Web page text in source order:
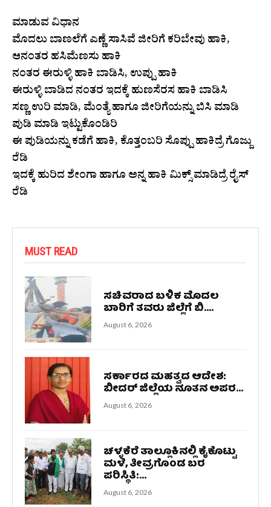
ಮಾಡುವ ವಿಧಾನ
ಮೊದಲು ಬಾಣಲೆಗೆ ಎಣ್ಣೆ ಸಾಸಿವೆ ಜೀರಿಗೆ ಕರಿಬೇವು ಹಾಕಿ,
ಆನಂತರ ಹಸಿಮೆಣಸು ಹಾಕಿ
ನಂತರ ಈರುಳ್ಳಿ ಹಾಕಿ ಬಾಡಿಸಿ, ಉಪ್ಪು ಹಾಕಿ
ಈರುಳ್ಳಿ ಬಾಡಿದ ನಂತರ ಇದಕ್ಕೆ ಹುಣಸೆರಸ ಹಾಕಿ ಬಾಡಿಸಿ
ಸಣ್ಣ ಉರಿ ಮಾಡಿ, ಮೆಂತ್ಯೆ ಹಾಗೂ ಜೀರಿಗೆಯನ್ನು ಬಿಸಿ ಮಾಡಿ
ಪುಡಿ ಮಾಡಿ ಇಟ್ಟುಕೊಂಡಿರಿ
ಈ ಪುಡಿಯನ್ನು ಕಡೆಗೆ ಹಾಕಿ, ಕೊತ್ತಂಬರಿ ಸೊಪ್ಪು ಹಾಕಿದ್ರೆ ಗೊಜ್ಜು
ರೆಡಿ
ಇದಕ್ಕೆ ಹುರಿದ ಶೇಂಗಾ ಹಾಗೂ ಅನ್ನ ಹಾಕಿ ಮಿಕ್ಸ್‌ ಮಾಡಿದ್ರೆ ರೈಸ್‌
ರೆಡಿ
MUST READ
ಸಚಿವರಾದ ಬಳಿಕ ಮೊದಲ
ಬಾರಿಗೆ ತವರು ಜಿಲ್ಲೆಗೆ ಬಿ....
August 6, 2026
ಸರ್ಕಾರದ ಮಹತ್ವದ ಆದೇಶ:
ಬೀದರ್ ಜಿಲ್ಲೆಯ ನೂತನ ಅಪರ...
August 6, 2026
ಚಳ್ಳಕೆರೆ ತಾಲ್ಲೂಕಿನಲ್ಲಿ ಕೈಕೊಟ್ಟು
ಮಳೆ, ತೀವ್ರಗೊಂಡ ಬರ
ಪರಿಸ್ಥಿತಿ:...
August 6, 2026